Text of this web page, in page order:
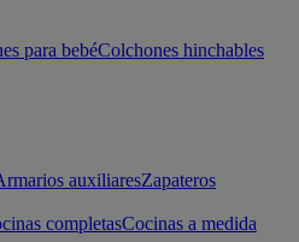
para bebéColchones hinchables
auxiliaresZapateros
completasCocinas a medida